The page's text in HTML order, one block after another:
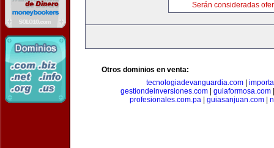
Serán consideradas
Otros dominios en venta:
tecnologiadevanguardia.com|
gestiondeinversiones.com| guiaformosa.com
profesionales.com.pa
guiasanjuan.com